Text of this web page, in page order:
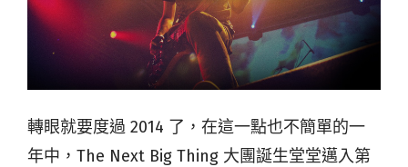
轉眼就要度過 2014 了，在這一點也不簡單的一
年中，The Next Big Thing 大團誕生堂堂邁入第